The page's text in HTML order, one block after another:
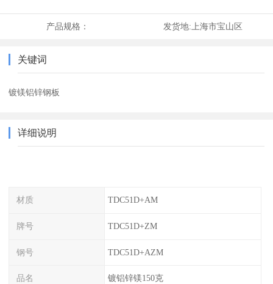
产品规格： 发货地: 上海市宝山区
关键词
镀镁铝锌钢板
详细说明
材质 TDC51D+AM
牌号 TDC51D+ZM
钢号 TDC51D+AZM
品名 镀铝锌镁150克